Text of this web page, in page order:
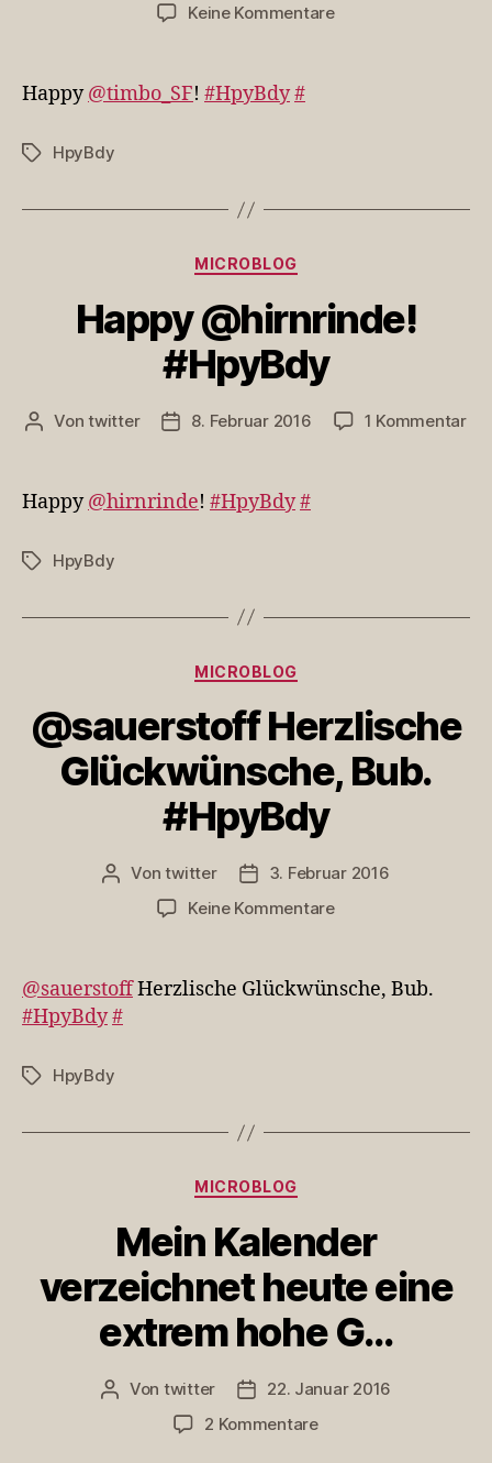
Keine Kommentarezu
Happy@timbo_SF! #HpyBdy#
Schlagwörter
HpyBdy
Kategorien
MICROBLOG
Happy @hirnrinde!
#HpyBdy
Beitragsautor
Vontwitter Veröffentlichungsdatum
8. Februar 2016 1 Kommentarzu
Happy@hirnrinde! #HpyBdy#
Schlagwörter
HpyBdy
Kategorien
MICROBLOG
@sauerstoff Herzlische
Glückwünsche, Bub.
#HpyBdy
Beitragsautor
Vontwitter Veröffentlichungsdatum
3. Februar 2016
Keine Kommentarezu
Glückwünsche,
@sauerstoffHerzlische Glückwünsche, Bub.
#HpyBdy#
Schlagwörter
HpyBdy
Kategorien
MICROBLOG
Mein Kalender
verzeichnet heute eine
extrem hohe G…
Beitragsautor
Von twitter Veröffentlichungsdatum
22. Januar 2016
2 Kommentarezu